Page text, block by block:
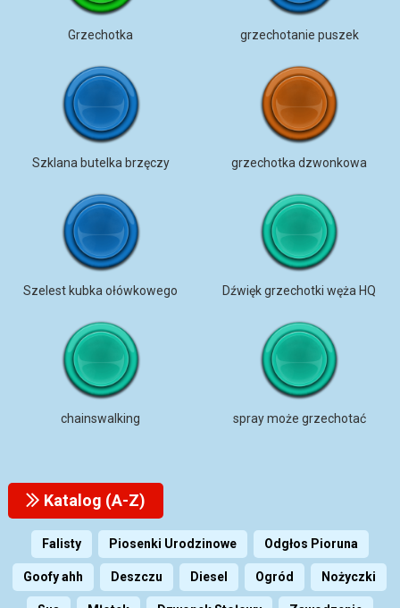
Grzechotka grzechotanie puszek
Szklana butelka brzęczy grzechotka dzwonkowa
Szelest kubka ołówkowego Dźwięk grzechotki węża HQ
chainswalking spray może grzechotać
Katalog (A-Z)
Falisty Piosenki Urodzinowe Odgłos Pioruna
Goofy ahh Deszczu Diesel Ogród Nożyczki